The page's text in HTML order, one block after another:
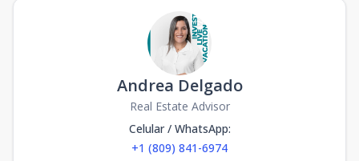
Andrea Delgado
Real Estate Advisor
Celular / WhatsApp:
+1 (809) 841-6974